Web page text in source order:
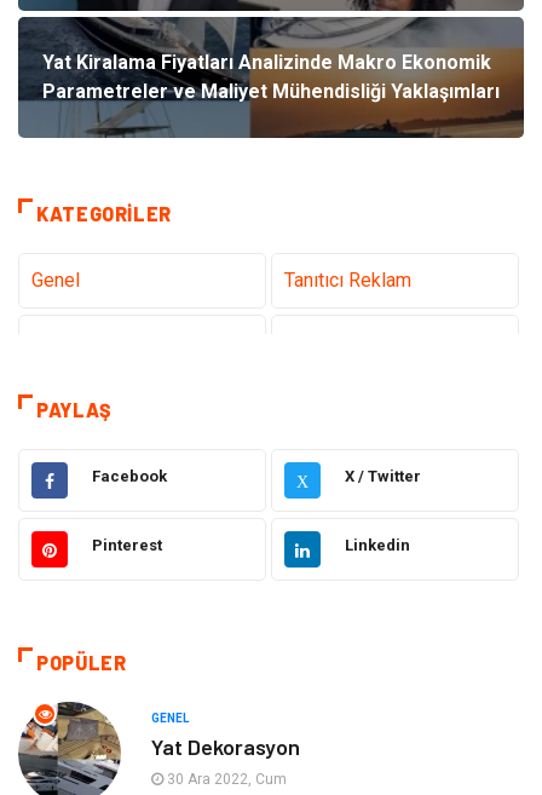
Yat Kiralama Fiyatları Analizinde Makro Ekonomik
Parametreler ve Maliyet Mühendisliği Yaklaşımları
KATEGORILER
Genel Tanıtıcı Reklam
Teknoloji & İnternet
Elektrik & Elektronik Dekorasyon
Güzellik ve Bakım Eğitim
Makine
Eğitim ve Kariyer
Gıda Organizasyon
PAYLAŞ
Facebook X X / Twitter
Pinterest Linkedin
POPÜLER
GENEL
Yat Dekorasyon
30 Ara 2022, Cum